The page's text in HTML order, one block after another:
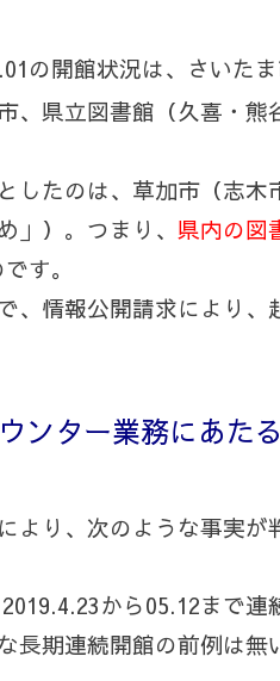
の開館状況は、さいた
、県立図書館（久喜・熊
したのは、草加市（志木
」）。つまり、 県内の図
す。
、情報公開請求により、
ンター業務にあた
り、次のような事実が
から05.12まで連
期連続開館の前例は無